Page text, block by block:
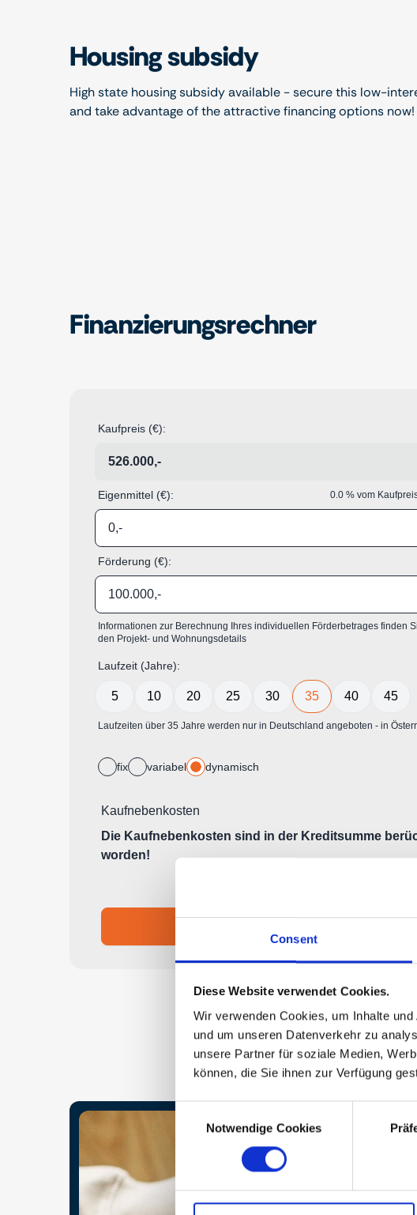
Consent
Diese Website verwendet Cookies.
Wir verwenden Cookies, um Inhalte
und um unseren Datenverkehr zu
unsere Partner für soziale Medien,
können, die Sie ihnen zur Verfügung
Consent
SelectionNotwendige Cookies
Housing subsidy
High state housing subsidy available - secure this low-
and take advantage of the attractive financing options now!
Finanzierungsrechner